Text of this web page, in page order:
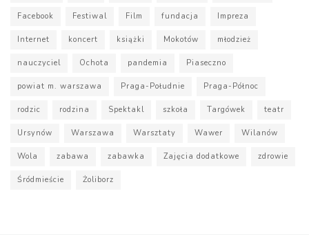
Facebook Festiwal Film fundacja Impreza
Internet koncert książki Mokotów młodzież
nauczyciel Ochota pandemia Piaseczno
powiat m. warszawa Praga-Południe Praga-Północ
rodzic rodzina Spektakl szkoła Targówek teatr
Ursynów Warszawa Warsztaty Wawer Wilanów
Wola zabawa zabawka Zajęcia dodatkowe zdrowie
Śródmieście Żoliborz